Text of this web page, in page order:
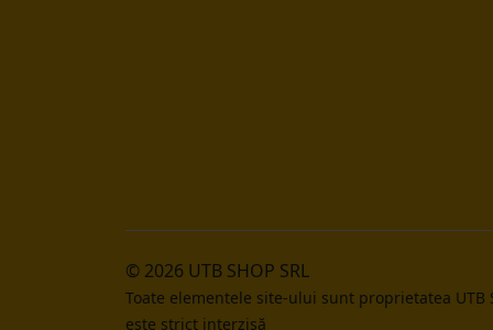
© 2026 UTB SHOP SRL
Toate elementele site-ului sunt proprietatea UTB
este strict interzisă